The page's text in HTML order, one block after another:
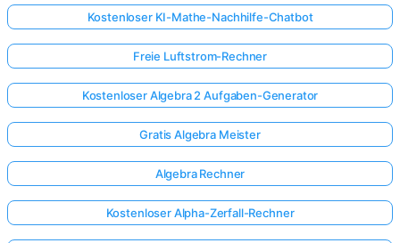
Kostenloser KI-Mathe-Nachhilfe-Chatbot
Freie Luftstrom-Rechner
Kostenloser Algebra 2 Aufgaben-Generator
Gratis Algebra Meister
Algebra Rechner
Kostenloser Alpha-Zerfall-Rechner